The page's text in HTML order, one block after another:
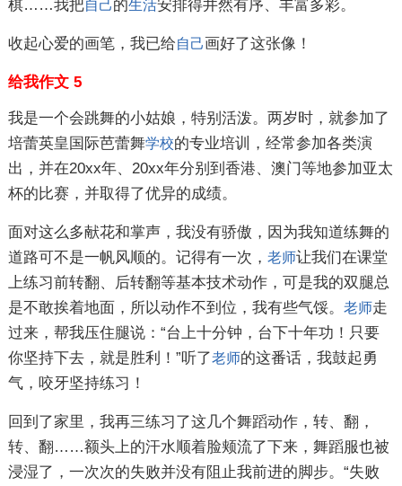
棋……我把自己的生活安排得井然有序、丰富多彩。
收起心爱的画笔，我已给自己画好了这张像！
给我作文 5
我是一个会跳舞的小姑娘，特别活泼。两岁时，就参加了
培蕾英皇国际芭蕾舞学校的专业培训，经常参加各类演
出，并在20xx年、20xx年分别到香港、澳门等地参加亚太
杯的比赛，并取得了优异的成绩。
面对这么多献花和掌声，我没有骄傲，因为我知道练舞的
道路可不是一帆风顺的。记得有一次， 老师让我们在课堂
上练习前转翻、后转翻等基本技术动作，可是我的双腿总
是不敢挨着地面，所以动作不到位，我有些气馁。 老师走
过来，帮我压住腿说：“台上十分钟，台下十年功！只要
你坚持下去，就是胜利！”听了老师的这番话，我鼓起勇
气，咬牙坚持练习！
回到了家里，我再三练习了这几个舞蹈动作，转、翻，
转、翻……额头上的汗水顺着脸颊流了下来，舞蹈服也被
浸湿了，一次次的失败并没有阻止我前进的脚步。“失败